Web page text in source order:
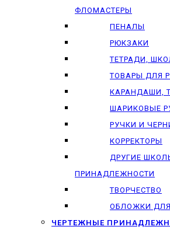
ФЛОМАСТЕРЫ
ПЕНАЛЫ
РЮКЗАКИ
ТЕТРАДИ,
ТОВАРЫ ДЛЯ
КАРАНДАШИ,
ШАРИКОВЫЕ
РУЧКИ И
КОРРЕКТОРЫ
ДРУГИЕ
ПРИНАДЛЕЖНОСТИ
ТВОРЧЕСТВО
ОБЛОЖКИ ДЛЯ
ЧЕРТЕЖНЫЕ